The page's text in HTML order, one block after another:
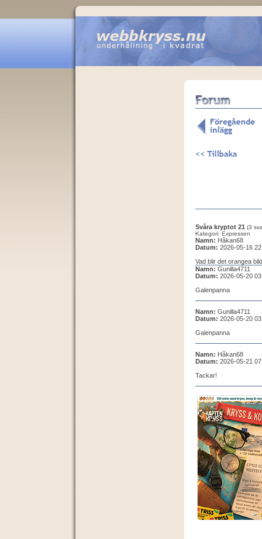
Svåra kryptot 21 (3
Kategori: Expressen
Namn: Håkan68
Datum: 2026-05-16
Vad blir det orangea
Namn: Gunilla4711
Datum: 2026-05-20
Galenpanna
Namn: Gunilla4711
Datum: 2026-05-20
Galenpanna
Namn: Håkan68
Datum: 2026-05-21
Tackar!